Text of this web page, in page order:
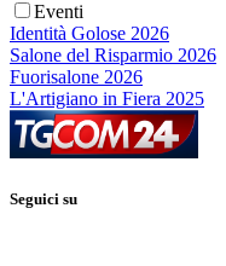
Eventi
Identità Golose 2026
Salone del Risparmio 2026
Fuorisalone 2026
L'Artigiano in Fiera 2025
Seguici su